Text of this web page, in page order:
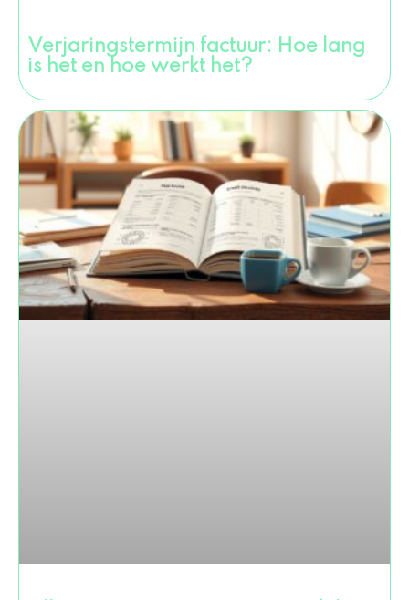
Verjaringstermijn factuur: Hoe lang
is het en hoe werkt het?